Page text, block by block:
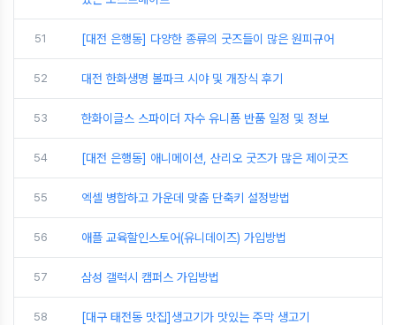
51 [대전 은행동] 다양한 종류의 굿즈들이 많은 원피규어
52 대전 한화생명 볼파크 시야 및 개장식 후기
53 한화이글스 스파이더 자수 유니폼 반품 일정 및 정보
54 [대전 은행동] 애니메이션, 산리오 굿즈가 많은 제이굿즈
55 엑셀 병합하고 가운데 맞춤 단축키 설정방법
56 애플 교육할인스토어(유니데이즈) 가입방법
57 삼성 갤럭시 캠퍼스 가입방법
58 [대구 태전동 맛집]생고기가 맛있는 주막 생고기